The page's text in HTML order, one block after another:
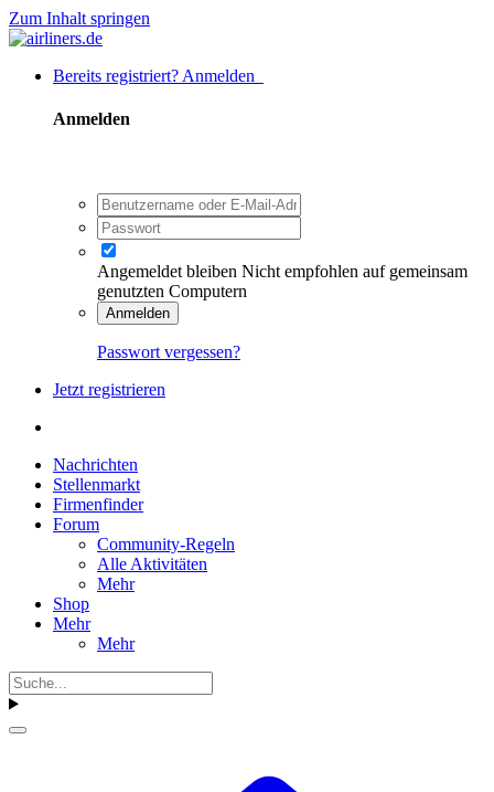
Zum Inhalt springen
Bereits registriert? Anmelden
Anmelden
Angemeldet bleiben Nicht empfohlen auf gemeinsam
genutzten Computern
Anmelden
Passwort vergessen?
Jetzt registrieren
Nachrichten
Stellenmarkt
Firmenfinder
Forum
Community-Regeln
Alle Aktivitäten
Mehr
Shop
Mehr
Mehr